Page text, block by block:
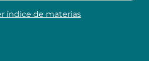
índice de materias